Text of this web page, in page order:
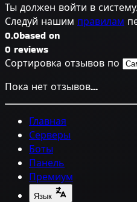
Ты должен войти в
Следуй нашим правилам
0.0based on
0 reviews
Сортировка отзывов по
Пока нет отзывов...
Главная
Серверы
Боты
Панель
Премиум
Язык